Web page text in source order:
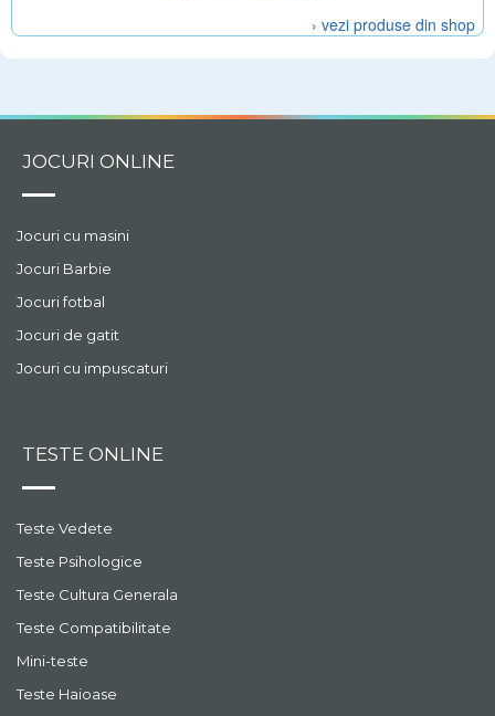
› vezi produse din shop
JOCURI ONLINE
Jocuri cu masini
Jocuri Barbie
Jocuri fotbal
Jocuri de gatit
Jocuri cu impuscaturi
TESTE ONLINE
Teste Vedete
Teste Psihologice
Teste Cultura Generala
Teste Compatibilitate
Mini-teste
Teste Haioase